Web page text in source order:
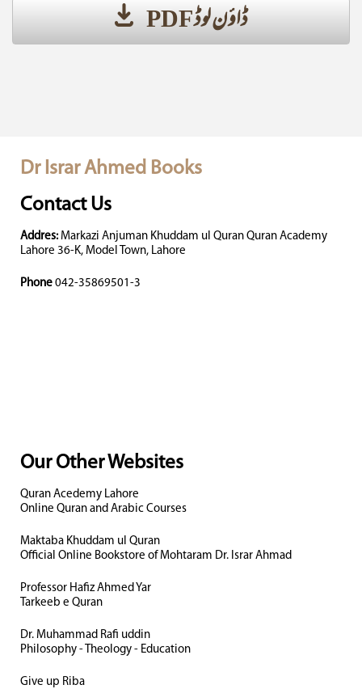
ڈاؤن لوڈ PDF
Dr Israr Ahmed Books
Contact Us
Addres: Markazi Anjuman Khuddam ul Quran Quran Academy
Lahore 36-K, Model Town, Lahore
Phone 042-35869501-3
Our Other Websites
Quran Acedemy Lahore
Online Quran and Arabic Courses
Maktaba Khuddam ul Quran
Official Online Bookstore of Mohtaram Dr. Israr Ahmad
Professor Hafiz Ahmed Yar
Tarkeeb e Quran
Dr. Muhammad Rafi uddin
Philosophy - Theology - Education
Give up Riba